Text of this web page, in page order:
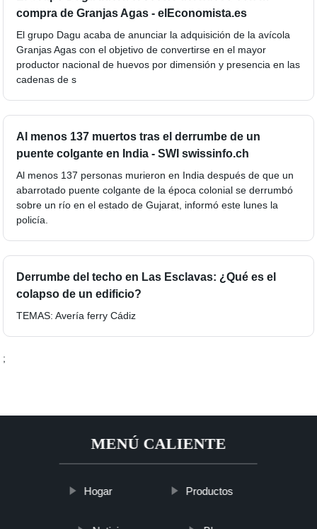
compra de Granjas Agas - elEconomista.es
El grupo Dagu acaba de anunciar la adquisición de la avícola
Granjas Agas con el objetivo de convertirse en el mayor
productor nacional de huevos por dimensión y presencia en las
cadenas de s
Al menos 137 muertos tras el derrumbe de un
puente colgante en India - SWI swissinfo.ch
Al menos 137 personas murieron en India después de que un
abarrotado puente colgante de la época colonial se derrumbó
sobre un río en el estado de Gujarat, informó este lunes la
policía.
Derrumbe del techo en Las Esclavas: ¿Qué es el
colapso de un edificio?
TEMAS: Avería ferry Cádiz
;
MENÚ CALIENTE
Hogar Productos